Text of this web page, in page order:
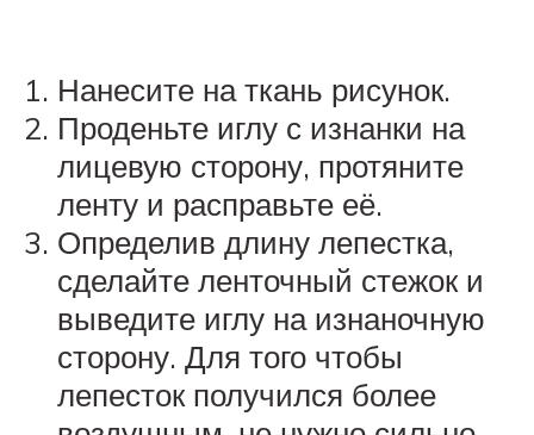
Нанесите на ткань рисунок.
Проденьте иглу с изнанки на
лицевую сторону, протяните
ленту и расправьте её.
Определив длину лепестка,
сделайте ленточный стежок и
выведите иглу на изнаночную
сторону. Для того чтобы
лепесток получился более